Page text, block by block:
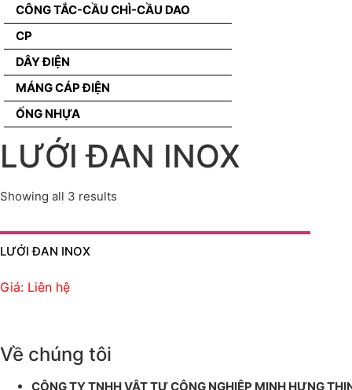
CÔNG TẮC-CẦU CHÌ-CẦU DAO
CP
DÂY ĐIỆN
MÁNG CÁP ĐIỆN
ỐNG NHỰA
LƯỚI ĐAN INOX
Showing all 3 results
LƯỚI ĐAN INOX
Giá: Liên hệ
Về chúng tôi
CÔNG TY TNHH VẬT TƯ CÔNG NGHIỆP MINH HƯNG